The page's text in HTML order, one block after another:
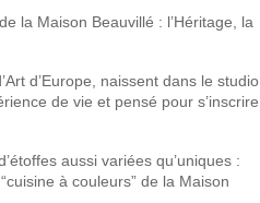
la Maison Beauvillé : l’Héritage, la
d’Europe, naissent dans le studio
de vie et pensé pour s’inscrire
aussi variées qu’uniques :
à couleurs” de la Maison